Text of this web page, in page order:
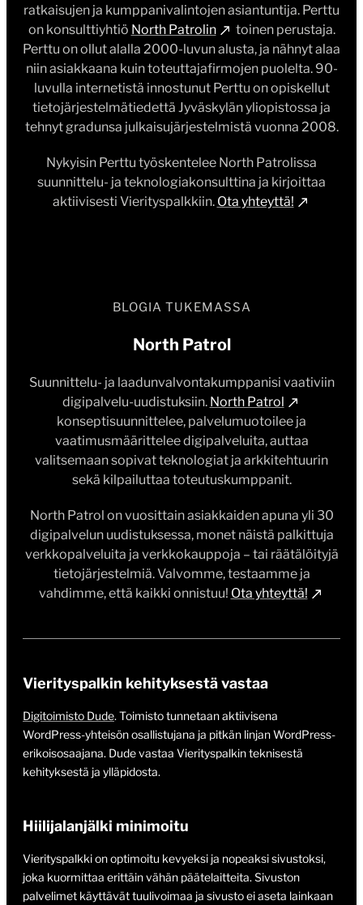
ratkaisujen ja kumppanivalintojen asiantuntija. Perttu
on konsulttiyhtiö North Patrolin
toinen perustaja.
Perttu on ollut alalla 2000-luvun alusta, ja nähnyt alaa
niin asiakkaana kuin toteuttajafirmojen puolelta. 90-
luvulla internetistä innostunut Perttu on opiskellut
tietojärjestelmätiedettä Jyväskylän yliopistossa ja
tehnyt gradunsa julkaisujärjestelmistä vuonna 2008.
Nykyisin Perttu työskentelee North Patrolissa
suunnittelu- ja teknologiakonsulttina ja kirjoittaa
aktiivisesti Vierityspalkkiin. Ota yhteyttä!
BLOGIA TUKEMASSA
North Patrol
Suunnittelu- ja laadunvalvontakumppanisi vaativiin
digipalvelu-uudistuksiin. North Patrol
konseptisuunnittelee, palvelumuotoilee ja
vaatimusmäärittelee digipalveluita, auttaa
valitsemaan sopivat teknologiat ja arkkitehtuurin
sekä kilpailuttaa toteutuskumppanit.
North Patrol on vuosittain asiakkaiden apuna yli 30
digipalvelun uudistuksessa, monet näistä palkittuja
verkkopalveluita ja verkkokauppoja – tai räätälöityjä
tietojärjestelmiä. Valvomme, testaamme ja
vahdimme, että kaikki onnistuu! Ota yhteyttä!
Vierityspalkin kehityksestä vastaa
Digitoimisto Dude. Toimisto tunnetaan aktiivisena
WordPress-yhteisön osallistujana ja pitkän linjan WordPress-
erikoisosaajana. Dude vastaa Vierityspalkin teknisestä
kehityksestä ja ylläpidosta.
Hiilijalanjälki minimoitu
Vierityspalkki on optimoitu kevyeksi ja nopeaksi sivustoksi,
joka kuormittaa erittäin vähän päätelaitteita. Sivuston
palvelimet käyttävät tuulivoimaa ja sivusto ei aseta lainkaan